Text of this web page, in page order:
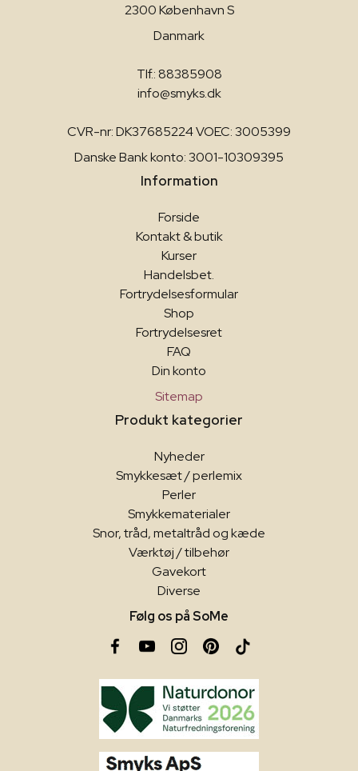
2300 København S
Danmark
Tlf.: 88385908
info@smyks.dk
CVR-nr: DK37685224 VOEC: 3005399
Danske Bank konto: 3001-10309395
Information
Forside
Kontakt & butik
Kurser
Handelsbet.
Fortrydelsesformular
Shop
Fortrydelsesret
FAQ
Din konto
Sitemap
Produkt kategorier
Nyheder
Smykkesæt / perlemix
Perler
Smykkematerialer
Snor, tråd, metaltråd og kæde
Værktøj / tilbehør
Gavekort
Diverse
Følg os på SoMe